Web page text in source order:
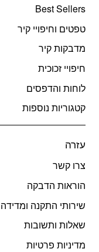
Best Sellers
טפטים וחיפויי קיר
מדבקות קיר
חיפויי זכוכית
לוחות והדפסים
קטגוריות נוספות
עזרה
צרו קשר
הוראות הדבקה
שירותי התקנה ומדידה
שאלות ותשובות
מדיניות פרטיות